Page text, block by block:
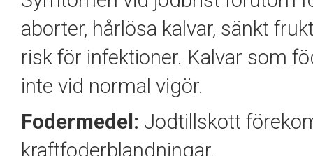
aborter, hårlösa kalvar, sänkt
risk för infektioner. Kalvar som
inte vid normal vigör.
Fodermedel: Jodtillskott
kraftfoderblandningar.